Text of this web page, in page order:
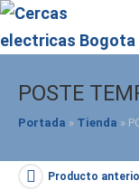
Saltar
contenido
POSTE
Portada » Tienda »
Producto